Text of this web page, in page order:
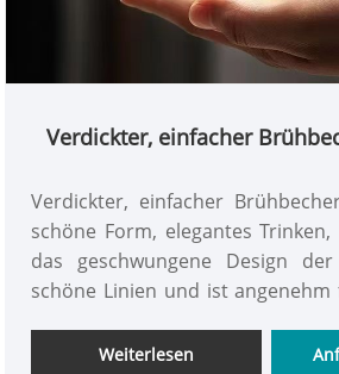
Verdickter, einfacher
Verdickter, einfacher
schöne Form, elegantes Trinken,
das geschwungene Design
schöne Linien und ist angenehm
Weiterlesen